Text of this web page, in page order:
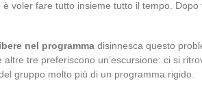
voler fare tutto insieme tutto il tempo.
nel programma disinnesca questo
tre preferiscono un’escursione: ci si
gruppo molto più di un programma rigido.